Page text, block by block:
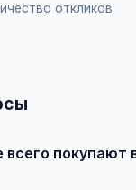
откликов
покупают